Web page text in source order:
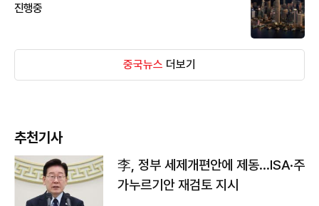
진행중
중국뉴스 더보기
추천기사
李, 정부 세제개편안에 제동…ISA·주
가누르기안 재검토 지시